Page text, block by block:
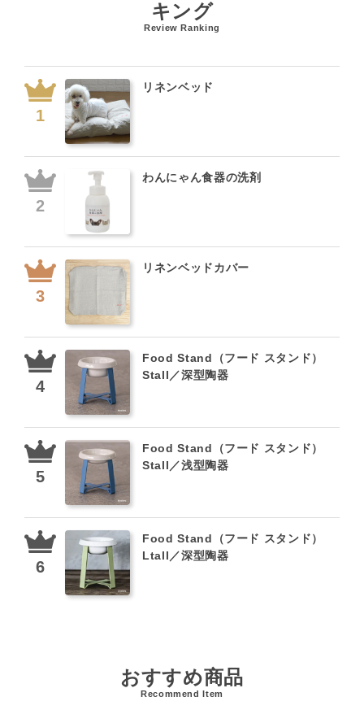
キング
Review Ranking
リネンベッド
わんにゃん食器の洗剤
リネンベッドカバー
Food Stand（フード スタンド）
Stall／深型陶器
Food Stand（フード スタンド）
Stall／浅型陶器
Food Stand（フード スタンド）
Ltall／深型陶器
おすすめ商品
Recommend Item